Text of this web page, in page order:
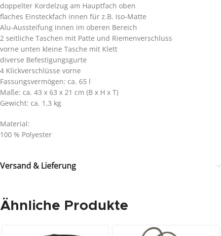
doppelter Kordelzug am Hauptfach oben
flaches Einsteckfach innen für z.B. Iso-Matte
Alu-Aussteifung innen im oberen Bereich
2 seitliche Taschen mit Patte und Riemenverschluss
vorne unten kleine Tasche mit Klett
diverse Befestigungsgurte
4 Klickverschlüsse vorne
Fassungsvermögen: ca. 65 l
Maße: ca. 43 x 63 x 21 cm (B x H x T)
Gewicht: ca. 1,3 kg
Material:
100 % Polyester
Versand & Lieferung
Ähnliche Produkte